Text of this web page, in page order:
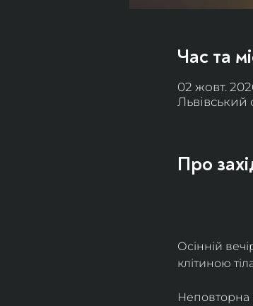
Час та
02 жовт.
Львівський
Про
Осінній
клітиною
Неповторна